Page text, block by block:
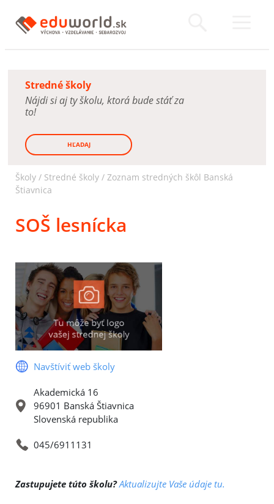
Stredné školy
Nájdi si aj ty školu, ktorá bude stáť za
to!
HĽADAJ
Školy / Stredné školy / Zoznam stredných škôl Banská
Štiavnica
SOŠ lesnícka
Navštíviť web školy
Akademická 16
96901 Banská Štiavnica
Slovenská republika
045/6911131
Zastupujete túto školu? Aktualizujte Vaše údaje tu.